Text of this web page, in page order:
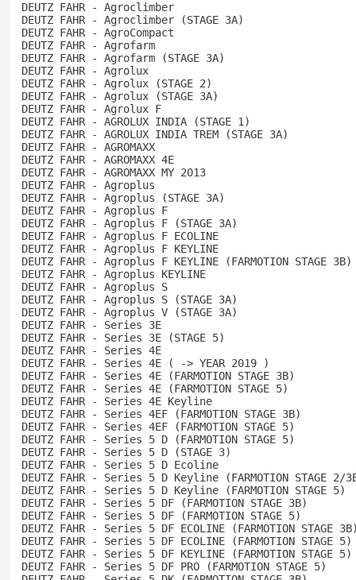
DEUTZ FAHR - Agroclimber
DEUTZ FAHR - Agroclimber (STAGE 3A)
DEUTZ FAHR - AgroCompact
DEUTZ FAHR - Agrofarm
DEUTZ FAHR - Agrofarm (STAGE 3A)
DEUTZ FAHR - Agrolux
DEUTZ FAHR - Agrolux (STAGE 2)
DEUTZ FAHR - Agrolux (STAGE 3A)
DEUTZ FAHR - Agrolux F
DEUTZ FAHR - AGROLUX INDIA (STAGE 1)
DEUTZ FAHR - AGROLUX INDIA TREM (STAGE 3A)
DEUTZ FAHR - AGROMAXX
DEUTZ FAHR - AGROMAXX 4E
DEUTZ FAHR - AGROMAXX MY 2013
DEUTZ FAHR - Agroplus
DEUTZ FAHR - Agroplus (STAGE 3A)
DEUTZ FAHR - Agroplus F
DEUTZ FAHR - Agroplus F (STAGE 3A)
DEUTZ FAHR - Agroplus F ECOLINE
DEUTZ FAHR - Agroplus F KEYLINE
DEUTZ FAHR - Agroplus F KEYLINE (FARMOTION STAGE 3B)
DEUTZ FAHR - Agroplus KEYLINE
DEUTZ FAHR - Agroplus S
DEUTZ FAHR - Agroplus S (STAGE 3A)
DEUTZ FAHR - Agroplus V (STAGE 3A)
DEUTZ FAHR - Series 3E
DEUTZ FAHR - Series 3E (STAGE 5)
DEUTZ FAHR - Series 4E
DEUTZ FAHR - Series 4E ( -> YEAR 2019 )
DEUTZ FAHR - Series 4E (FARMOTION STAGE 3B)
DEUTZ FAHR - Series 4E (FARMOTION STAGE 5)
DEUTZ FAHR - Series 4E Keyline
DEUTZ FAHR - Series 4EF (FARMOTION STAGE 3B)
DEUTZ FAHR - Series 4EF (FARMOTION STAGE 5)
DEUTZ FAHR - Series 5 D (FARMOTION STAGE 5)
DEUTZ FAHR - Series 5 D (STAGE 3)
DEUTZ FAHR - Series 5 D Ecoline
DEUTZ FAHR - Series 5 D Keyline (FARMOTION STAGE 2/
DEUTZ FAHR - Series 5 D Keyline (FARMOTION STAGE 5)
DEUTZ FAHR - Series 5 DF (FARMOTION STAGE 3B)
DEUTZ FAHR - Series 5 DF (FARMOTION STAGE 5)
DEUTZ FAHR - Series 5 DF ECOLINE (FARMOTION STAGE
DEUTZ FAHR - Series 5 DF ECOLINE (FARMOTION STAGE 5)
DEUTZ FAHR - Series 5 DF KEYLINE (FARMOTION STAGE 5)
DEUTZ FAHR - Series 5 DF PRO (FARMOTION STAGE 5)